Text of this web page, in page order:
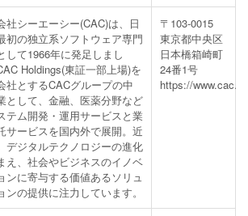
社シーエーシー(CAC)は、日
初の独立系ソフトウェア専門
して1966年に発足しまし
Holdings(東証一部上場)を
社とするCACグループの中
として、金融、医薬分野など
テム開発・運用サービスと業
サービスを国内外で展開。近
デジタルテクノロジーの進化
え、社会やビジネスのイノベ
ンに寄与する価値あるソリュ
ンの提供に注力しています。
〒103-0015
東京都中央区
日本橋箱崎町
24番1号
https://